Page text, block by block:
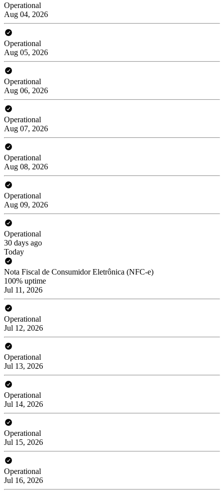
Operational
Aug 04, 2026
Operational
Aug 05, 2026
Operational
Aug 06, 2026
Operational
Aug 07, 2026
Operational
Aug 08, 2026
Operational
Aug 09, 2026
Operational
30 days ago
Today
Nota Fiscal de Consumidor Eletrônica (NFC-e)
100% uptime
Jul 11, 2026
Operational
Jul 12, 2026
Operational
Jul 13, 2026
Operational
Jul 14, 2026
Operational
Jul 15, 2026
Operational
Jul 16, 2026